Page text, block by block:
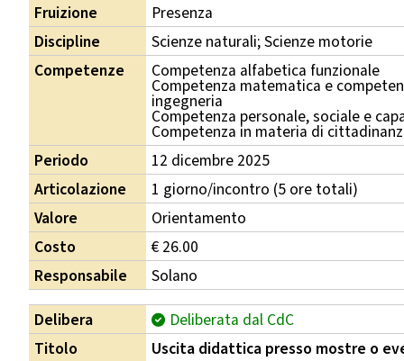
Fruizione
Presenza
Discipline
Scienze naturali; Scienze motorie
Competenze
Competenza alfabetica funzionale
Competenza matematica e
ingegneria
Competenza personale, sociale e
Competenza in materia di
Periodo
12 dicembre 2025
Articolazione
1 giorno/incontro (5 ore totali)
Valore
Orientamento
Costo
€ 26.00
Responsabile
Solano
Delibera
Deliberata dal CdC
Titolo
Uscita didattica presso mostre o